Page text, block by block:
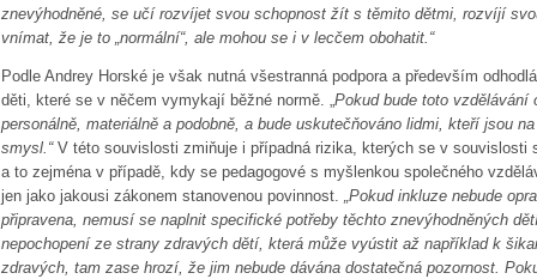
znevýhodněné, se učí rozvíjet svou schopnost žít s těmito dětmi, rozvíjí
vnímat, že je to „normální“, ale mohou se i v lecčem obohatit.“
Podle Andrey Horské je však nutná všestranná podpora a především
děti, které se v něčem vymykají běžné normě. „Pokud bude toto vzdělávání
personálně, materiálně a podobně, a bude uskutečňováno lidmi, kteří jsou
smysl.“ V této souvislosti zmiňuje i případná rizika, kterých se v souvislosti
a to zejména v případě, kdy se pedagogové s myšlenkou společného
jen jako jakousi zákonem stanovenou povinnost. „Pokud inkluze nebude
připravena, nemusí se naplnit specifické potřeby těchto znevýhodněných
nepochopení ze strany zdravých dětí, která může vyústit až například k
zdravých, tam zase hrozí, že jim nebude dávána dostatečná pozornost.